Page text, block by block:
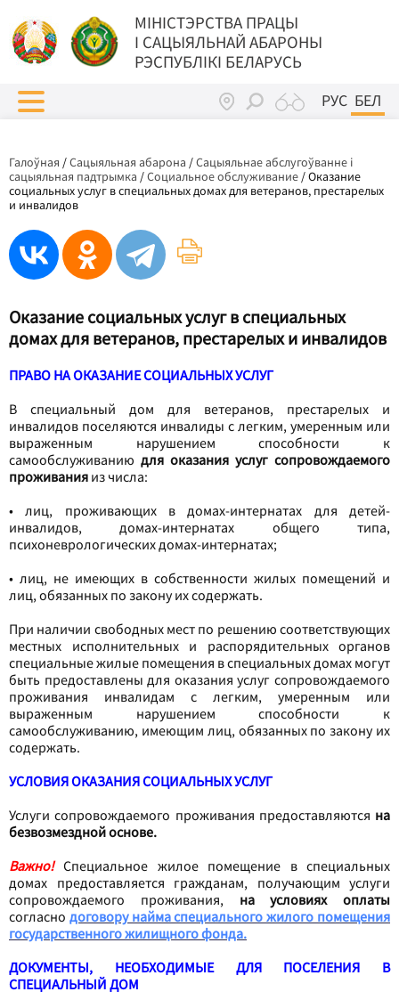
МIНIСТЭРСТВА ПРАЦЫ
I САЦЫЯЛЬНАЙ АБАРОНЫ
РЭСПУБЛІКІ БЕЛАРУСЬ
РУС БЕЛ
Галоўная /Сацыяльная абарона /Сацыяльнае абслугоўванне і
сацыяльная падтрымка /Социальное обслуживание /Оказание
социальных услуг в специальных домах для ветеранов, престарелых
и инвалидов
Оказание социальных услуг в специальных
домах для ветеранов, престарелых и инвалидов
ПРАВО НА ОКАЗАНИЕ СОЦИАЛЬНЫХ УСЛУГ
В специальный дом для ветеранов, престарелых и
инвалидов поселяются инвалиды с легким, умеренным или
выраженным нарушением способности к
самообслуживанию для оказания услуг сопровождаемого
проживания из числа:
•
лиц, проживающих в домах-интернатах для детей-
инвалидов, домах-интернатах общего типа,
психоневрологических домах-интернатах;
• лиц, не имеющих в собственности жилых помещений и
лиц, обязанных по закону их содержать.
При наличии свободных мест по решению соответствующих
местных исполнительных и распорядительных органов
специальные жилые помещения в специальных домах могут
быть предоставлены для оказания услуг сопровождаемого
проживания инвалидам с легким, умеренным или
выраженным нарушением способности к
самообслуживанию, имеющим лиц, обязанных по закону их
содержать.
УСЛОВИЯ ОКАЗАНИЯ СОЦИАЛЬНЫХ УСЛУГ
Услуги сопровождаемого проживания предоставляются на
безвозмездной основе.
Важно! Специальное жилое помещение в специальных
домах предоставляется гражданам, получающим услуги
сопровождаемого проживания, на условиях оплаты
согласно договору найма специального жилого помещения
государственного жилищного фонда.
ДОКУМЕНТЫ, НЕОБХОДИМЫЕ ДЛЯ ПОСЕЛЕНИЯ В
СПЕЦИАЛЬНЫЙ ДОМ